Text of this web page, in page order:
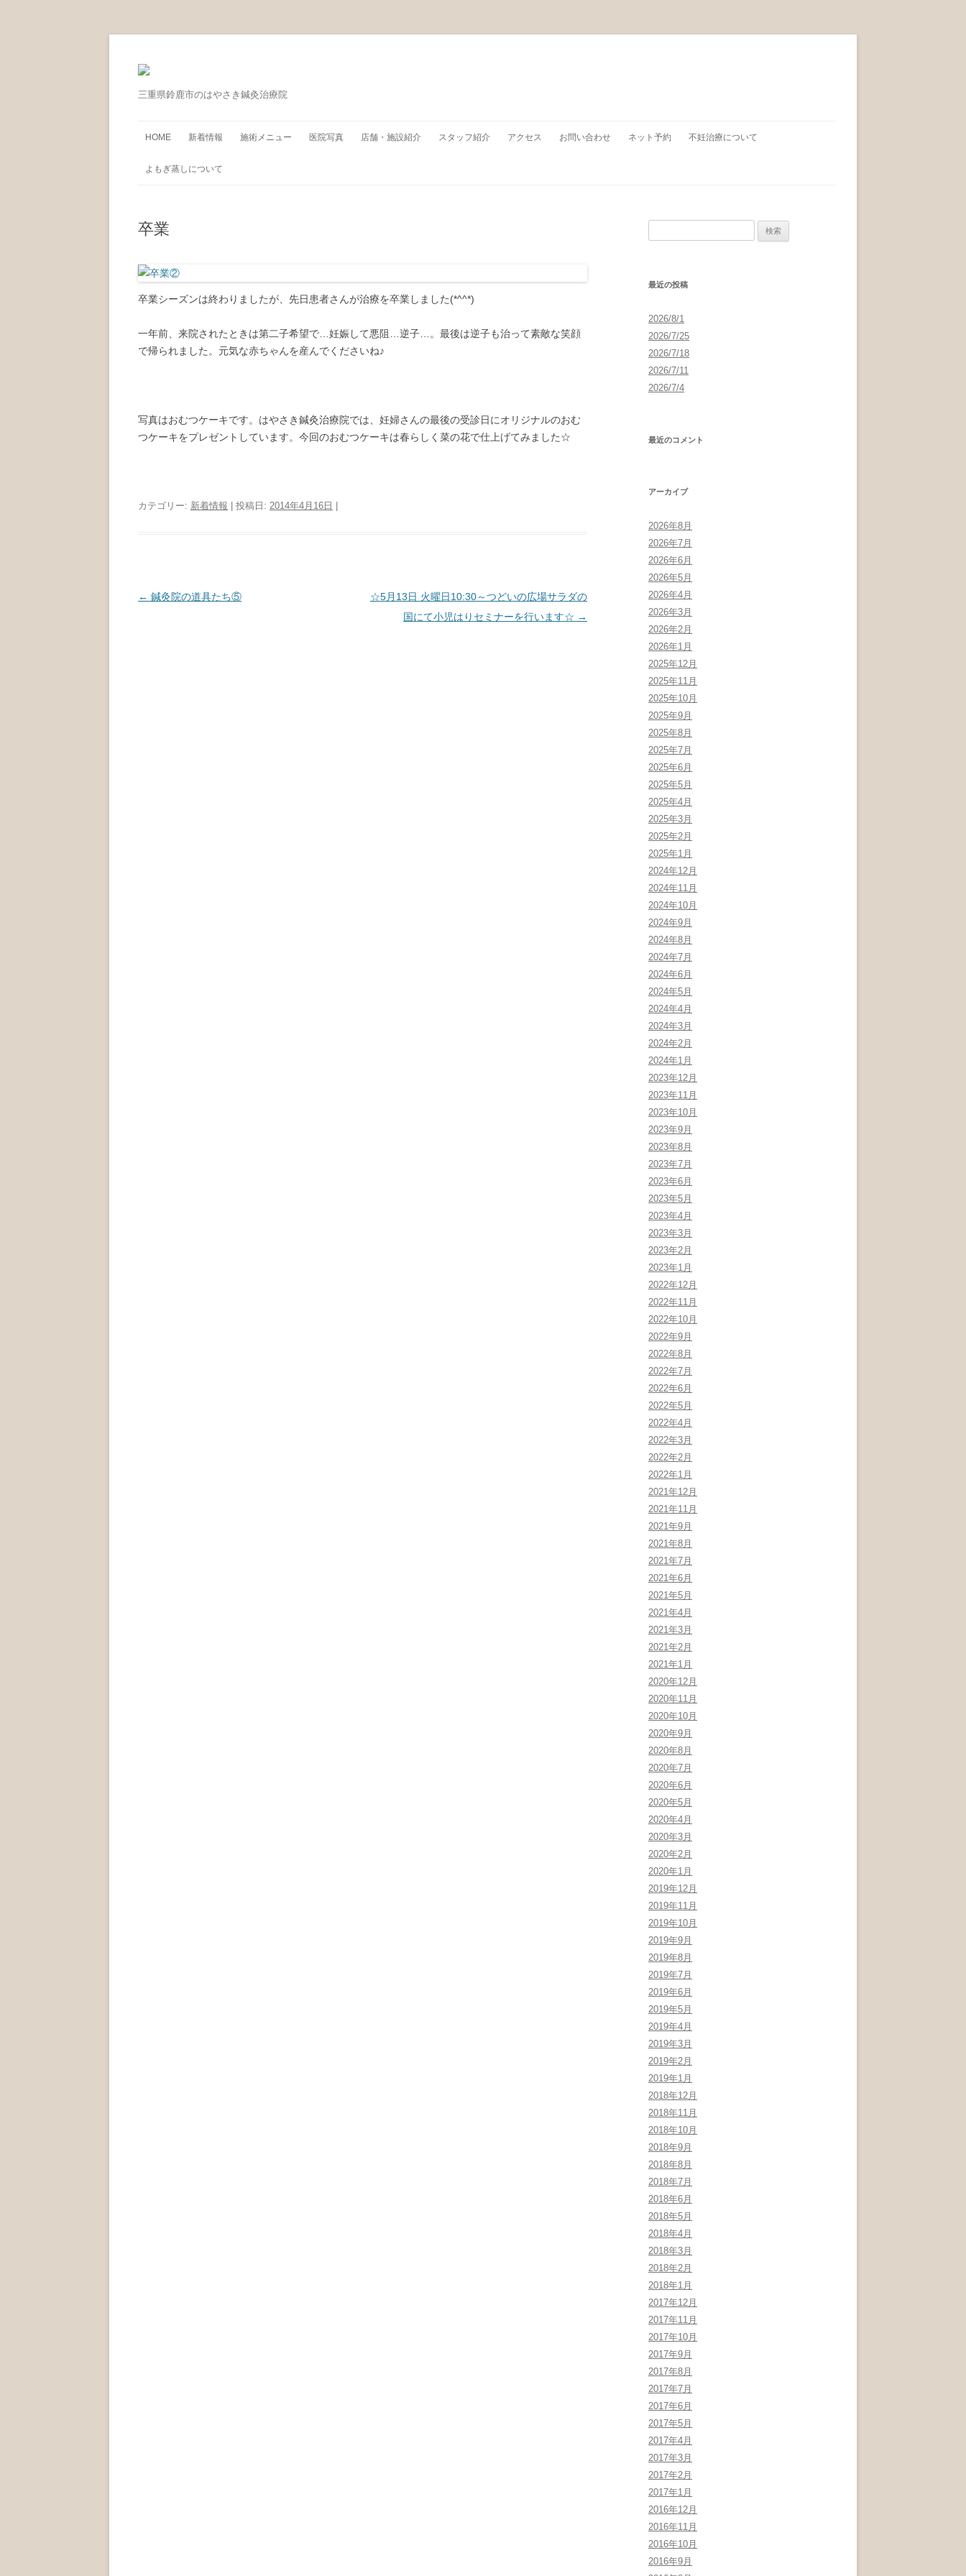
三重県鈴鹿市のはやさき鍼灸治療院
HOME 新着情報 施術メニュー 医院写真 店舗・施設紹介 スタッフ紹介 アクセス お問い合わせ ネット予約 不妊治療について
よもぎ蒸しについて
卒業
卒業シーズンは終わりましたが、先日患者さんが治療を卒業しました(*^^*)
一年前、来院されたときは第二子希望で…妊娠して悪阻…逆子…。最後は逆子も治って素敵な笑顔
で帰られました。元気な赤ちゃんを産んでくださいね♪
写真はおむつケーキです。はやさき鍼灸治療院では、妊婦さんの最後の受診日にオリジナルのおむ
つケーキをプレゼントしています。今回のおむつケーキは春らしく菜の花で仕上げてみました☆
カテゴリー: 新着情報 | 投稿日: 2014年4月16日
投稿ナビゲーション
← 鍼灸院の道具たち⑤
☆5月13日 火曜日10:30～つどいの広場サラダの
国にて小児はりセミナーを行います☆ →
最近の投稿
2026/8/1
2026/7/25
2026/7/18
2026/7/11
2026/7/4
最近のコメント
アーカイブ
2026年8月
2026年7月
2026年6月
2026年5月
2026年4月
2026年3月
2026年2月
2026年1月
2025年12月
2025年11月
2025年10月
2025年9月
2025年8月
2025年7月
2025年6月
2025年5月
2025年4月
2025年3月
2025年2月
2025年1月
2024年12月
2024年11月
2024年10月
2024年9月
2024年8月
2024年7月
2024年6月
2024年5月
2024年4月
2024年3月
2024年2月
2024年1月
2023年12月
2023年11月
2023年10月
2023年9月
2023年8月
2023年7月
2023年6月
2023年5月
2023年4月
2023年3月
2023年2月
2023年1月
2022年12月
2022年11月
2022年10月
2022年9月
2022年8月
2022年7月
2022年6月
2022年5月
2022年4月
2022年3月
2022年2月
2022年1月
2021年12月
2021年11月
2021年9月
2021年8月
2021年7月
2021年6月
2021年5月
2021年4月
2021年3月
2021年2月
2021年1月
2020年12月
2020年11月
2020年10月
2020年9月
2020年8月
2020年7月
2020年6月
2020年5月
2020年4月
2020年3月
2020年2月
2020年1月
2019年12月
2019年11月
2019年10月
2019年9月
2019年8月
2019年7月
2019年6月
2019年5月
2019年4月
2019年3月
2019年2月
2019年1月
2018年12月
2018年11月
2018年10月
2018年9月
2018年8月
2018年7月
2018年6月
2018年5月
2018年4月
2018年3月
2018年2月
2018年1月
2017年12月
2017年11月
2017年10月
2017年9月
2017年8月
2017年7月
2017年6月
2017年5月
2017年4月
2017年3月
2017年2月
2017年1月
2016年12月
2016年11月
2016年10月
2016年9月